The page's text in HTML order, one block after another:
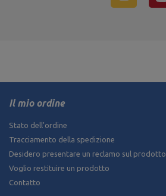
Il mio ordine
Stato dell'ordine
Tracciamento della spedizione
Desidero presentare un reclamo sul prodotto
Voglio restituire un prodotto
Contatto